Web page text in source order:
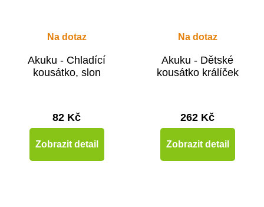
Na dotaz
Akuku - Chladící
kousátko, slon
82 Kč
Zobrazit detail
Na dotaz
Akuku - Dětské
kousátko králíček
262 Kč
Zobrazit detail